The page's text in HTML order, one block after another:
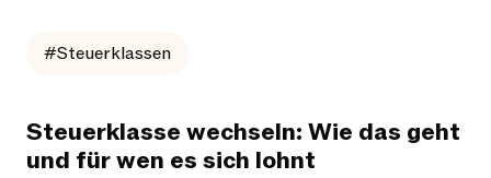
#Steuerklassen
Steuerklasse wechseln: Wie das geht
und für wen es sich lohnt